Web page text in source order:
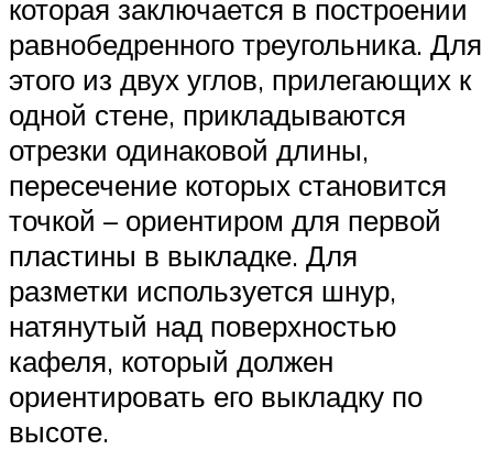
которая заключается в построении
равнобедренного треугольника. Для
этого из двух углов, прилегающих к
одной стене, прикладываются
отрезки одинаковой длины,
пересечение которых становится
точкой – ориентиром для первой
пластины в выкладке. Для
разметки используется шнур,
натянутый над поверхностью
кафеля, который должен
ориентировать его выкладку по
высоте.